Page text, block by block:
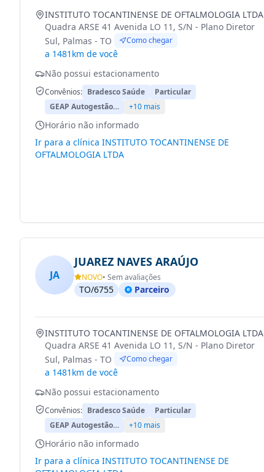
INSTITUTO TOCANTINENSE DE OFTALMOLOGIA LTDA
Quadra ARSE 41 Avenida LO 11, S/N - Plano Diretor
Sul, Palmas - TO
Como chegar
a 1481km de você
Não possui estacionamento
Convênios: Bradesco Saúde
Particular
GEAP Autogestão…
+10 mais
Horário não informado
Ir para a clínica INSTITUTO TOCANTINENSE DE
OFTALMOLOGIA LTDA
JA
JUAREZ NAVES ARAÚJO
NOVO• Sem avaliações
TO/6755 Parceiro
INSTITUTO TOCANTINENSE DE OFTALMOLOGIA LTDA
Quadra ARSE 41 Avenida LO 11, S/N - Plano Diretor
Sul, Palmas - TO
Como chegar
a 1481km de você
Não possui estacionamento
Convênios: Bradesco Saúde
Particular
GEAP Autogestão…
+10 mais
Horário não informado
Ir para a clínica INSTITUTO TOCANTINENSE DE